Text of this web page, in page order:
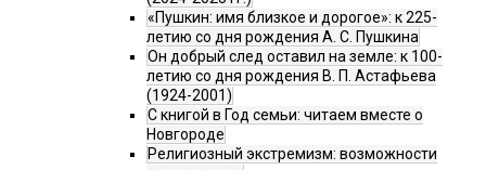
«Пушкин: имя близкое и дорогое»: к 225-
летию со дня рождения А. С. Пушкина
Он добрый след оставил на земле: к 100-
летию со дня рождения В. П. Астафьева
(1924-2001)
С книгой в Год семьи: читаем вместе о
Новгороде
Религиозный экстремизм: возможности